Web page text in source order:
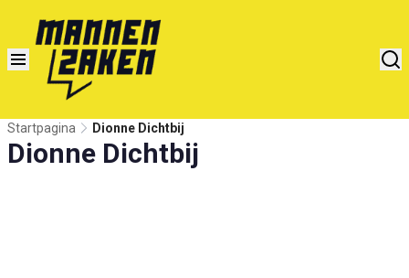
Startpagina Dionne Dichtbij
Dionne Dichtbij